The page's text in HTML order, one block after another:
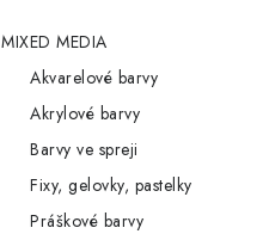
MIXED MEDIA
Akvarelové barvy
Akrylové barvy
Barvy ve spreji
Fixy, gelovky, pastelky
Práškové barvy